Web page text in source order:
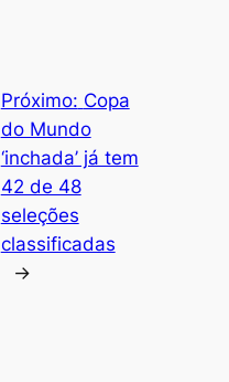
Próximo: Copa
do Mundo
‘inchada’ já tem
42 de 48
seleções
classificadas
→